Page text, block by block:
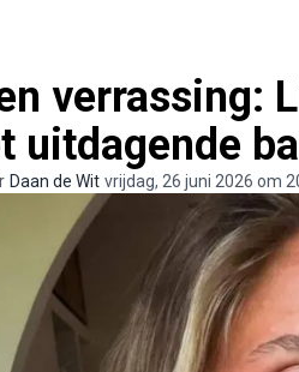
verrassing:
uitdagende
Daan de Wit vrijdag, 26 juni 2026 om